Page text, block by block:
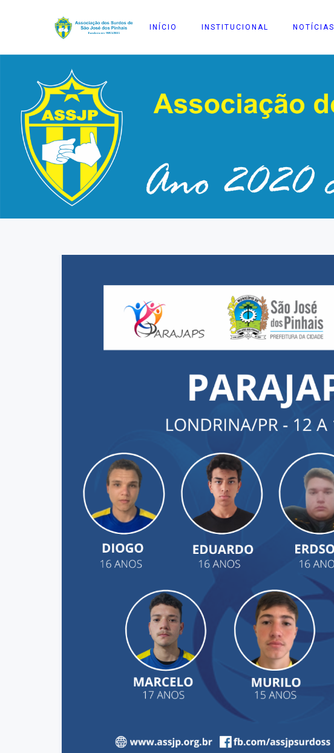
INÍCIO INSTITUCIONAL NOTÍCIAS